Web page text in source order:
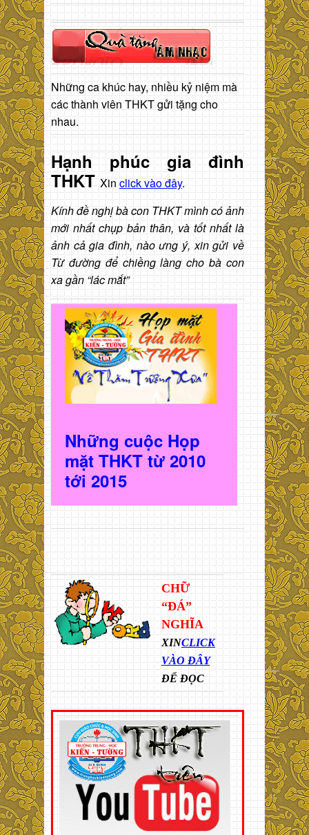
Những ca khúc hay, nhiều kỷ niệm mà
các thành viên THKT gửi tặng cho
nhau.
Hạnh phúc gia đình
THKT Xin click vào đây.
Kính đề nghị bà con THKT mình có ảnh
mới nhất chụp bản thân, và tốt nhất là
ảnh cả gia đình, nào ưng ý, xin gửi về
Từ đường để chiềng làng cho bà con
xa gần “lác mắt”
Những cuộc Họp
mặt THKT từ 2010
tới 2015
CHỮ
“ĐÁ”
NGHĨA
XINCLICK
VÀO ĐÂY
ĐỂ ĐỌC